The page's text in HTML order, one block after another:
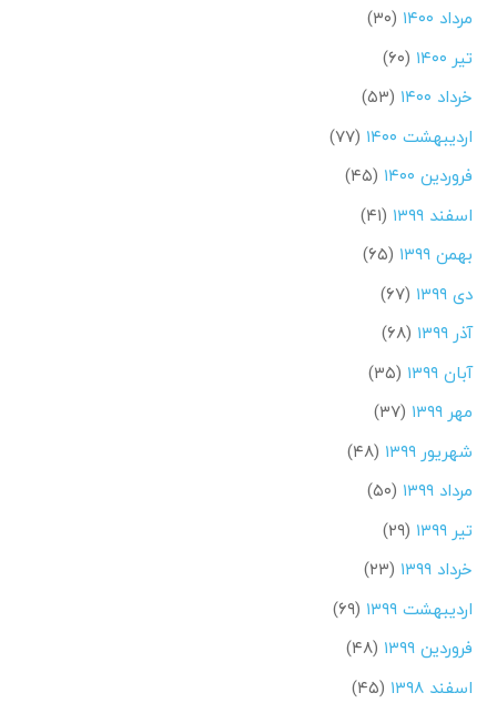
مرداد ۱۴۰۰
(۳۰)
تیر ۱۴۰۰
(۶۰)
خرداد ۱۴۰۰
(۵۳)
اردیبهشت ۱۴۰۰
(۷۷)
فروردین ۱۴۰۰
(۴۵)
اسفند ۱۳۹۹
(۴۱)
بهمن ۱۳۹۹
(۶۵)
دی ۱۳۹۹
(۶۷)
آذر ۱۳۹۹
(۶۸)
آبان ۱۳۹۹
(۳۵)
مهر ۱۳۹۹
(۳۷)
شهریور ۱۳۹۹
(۴۸)
مرداد ۱۳۹۹
(۵۰)
تیر ۱۳۹۹
(۲۹)
خرداد ۱۳۹۹
(۲۳)
اردیبهشت ۱۳۹۹
(۶۹)
فروردین ۱۳۹۹
(۴۸)
اسفند ۱۳۹۸
(۴۵)